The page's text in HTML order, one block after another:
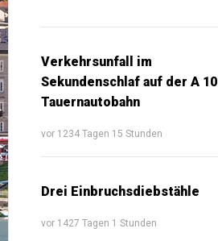
Verkehrsunfall im
Sekundenschlaf auf der A 10
Tauernautobahn
vor 1234 Tagen 15 Stunden
Drei Einbruchsdiebstähle
vor 1427 Tagen 1 Stunden